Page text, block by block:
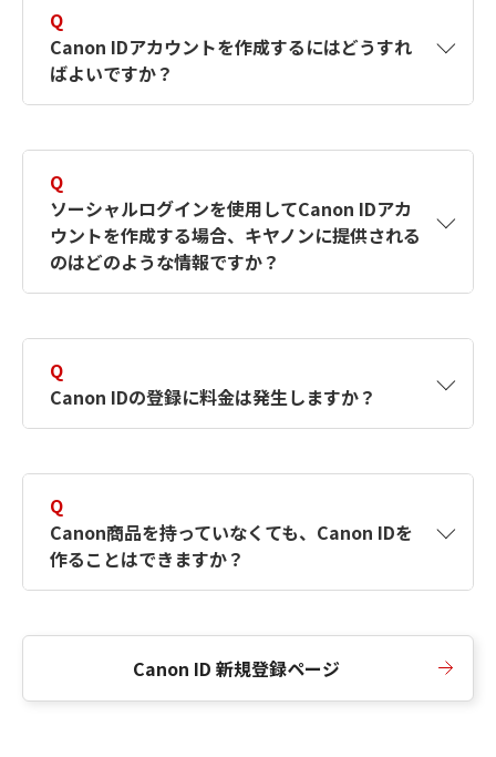
Q
Canon IDアカウントを作成するにはどうすれ
ばよいですか？
す。詳しい作成方法は【カメラ】Canon IDとは
何ですか？Canon IDの作成方法は？をご確認く
ださい。
Q
ソーシャルログインを使用してCanon IDアカ
ウントを作成する場合、キヤノンに提供される
のはどのような情報ですか？
択したサービスから取得します。アカウントを
簡単に作成できるように、この情報を使用して
Canon IDの登録フォームを入力します。
Q
Canon IDの登録に料金は発生しますか？
Q
Canon商品を持っていなくても、Canon IDを
作ることはできますか？
Canon ID 新規登録ページ